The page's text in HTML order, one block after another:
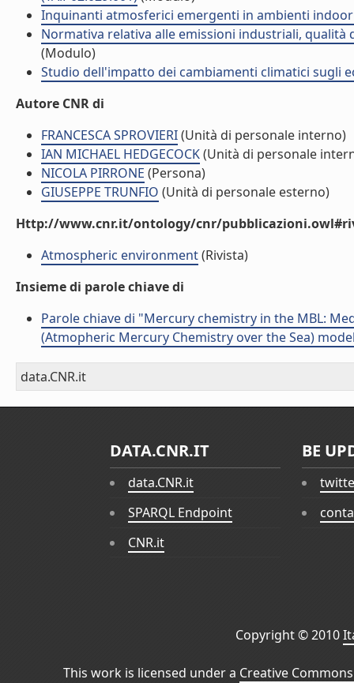
Inquinanti atmosferici emergenti in ambienti indoor
Normativa relativa alle emissioni industriali, qualità
(Modulo)
Studio dell'impatto dei cambiamenti climatici sugli
Autore CNR di
FRANCESCA SPROVIERI(Unità di personale interno)
IAN MICHAEL HEDGECOCK(Unità di personale
NICOLA PIRRONE (Persona)
GIUSEPPE TRUNFIO (Unità di personale esterno)
Http://www.cnr.it/ontology/cnr/
Atmospheric environment(Rivista)
Insieme di parole chiave di
Parole chiave di "Mercury chemistry in the MBL:
(Atmopheric Mercury Chemistry over the Sea)
data.CNR.it
DATA.CNR.IT
data.CNR.it
SPARQL Endpoint
CNR.it
BE
Copyright © 2010
This work is licensed under a Creative